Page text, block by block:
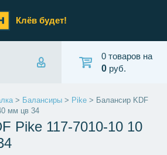
Клёв будет!
0 товаров на
0 руб.
> Балансиры > Pike > Балансир KDF
мм цв 34
Pike 117-7010-10 10